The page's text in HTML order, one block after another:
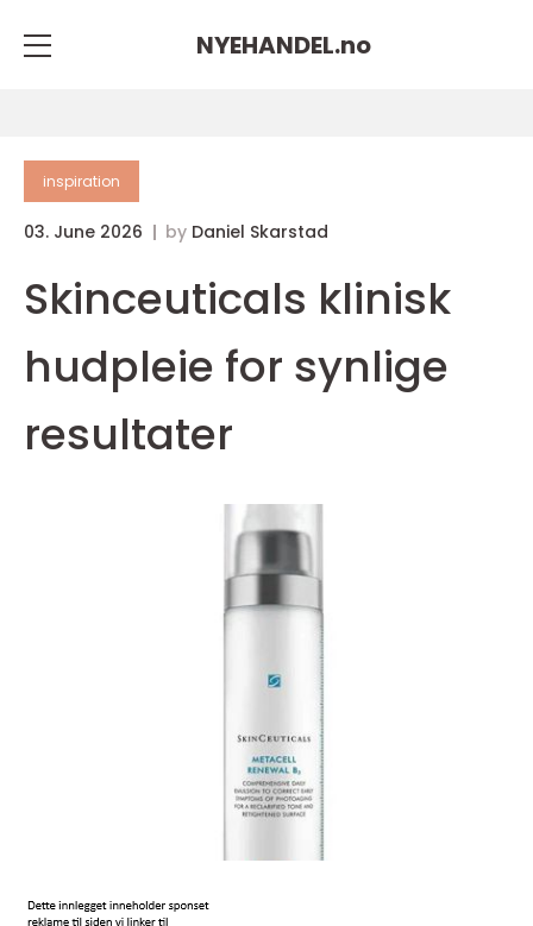
NYEHANDEL.no
inspiration
03. June 2026 by Daniel Skarstad
Skinceuticals klinisk
hudpleie for synlige
resultater